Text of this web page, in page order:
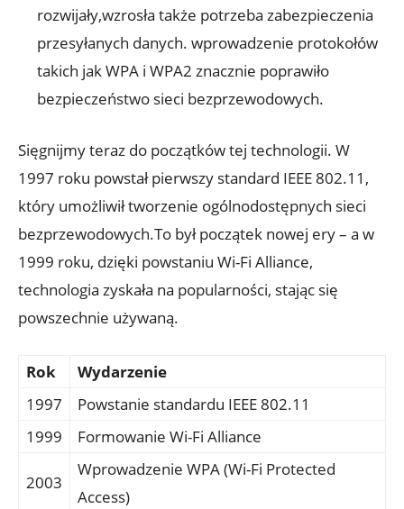
rozwijały,wzrosła także ‌potrzeba zabezpieczenia
przesyłanych danych. wprowadzenie protokołów
takich jak WPA i WPA2 znacznie​ poprawiło
bezpieczeństwo sieci ​bezprzewodowych.
Sięgnijmy teraz ​do początków tej⁤ technologii. ‌W
⁢1997 roku powstał pierwszy standard ⁤IEEE 802.11,
który ⁣umożliwił tworzenie ogólnodostępnych sieci
⁤bezprzewodowych.To ⁤był początek⁤ nowej ery – a w
1999 roku, dzięki powstaniu Wi-Fi Alliance,
technologia zyskała ‍na⁣ popularności, ‍stając​ się
powszechnie używaną.
Rok
Wydarzenie
1997
Powstanie‌ standardu IEEE 802.11
1999
Formowanie ‌Wi-Fi ​Alliance
2003
Wprowadzenie‌ WPA (Wi-Fi Protected
Access)